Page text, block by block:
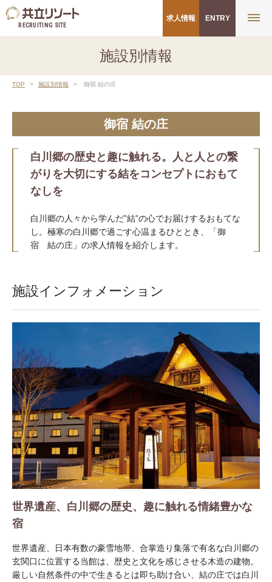
RECRUITING SITE
求人情報 ENTRY
施設別情報
TOP 施設別情報 御宿 結の庄
御宿 結の庄
白川郷の歴史と趣に触れる。人と人との繋
がりを大切にする結をコンセプトにおもて
なしを
白川郷の人々から学んだ”結”の心でお届けするおもてな
し。極寒の白川郷で過ごす心温まるひととき、「御
宿 結の庄」の求人情報を紹介します。
施設インフォメーション
世界遺産、白川郷の歴史、趣に触れる情緒豊かな
宿
世界遺産、日本有数の豪雪地帯、合掌造り集落で有名な白川郷の
玄関口に位置する当館は、歴史と文化を感じさせる木造の建物。
厳しい自然条件の中で生きるとは即ち助け合い、結の庄では白川